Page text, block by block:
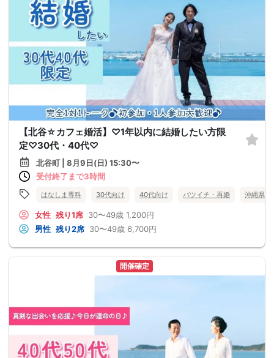
【北谷☆カフェ婚活】♡1年以内に結婚したい方限
定♡30代・40代♡
北谷町 | 8月9日(日) 15:30〜
受付終了まで3時間
はなしま専科 30代向け 40代向け バツイチ・再婚 沖縄県
女性 残り1席 30〜49歳 1,200円
男性 残り2席 30〜49歳 6,700円
開催確定